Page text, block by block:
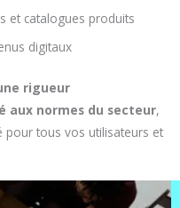
et catalogues produits
digitaux
rigueur
aux normes du secteur,
pour tous vos utilisateurs et